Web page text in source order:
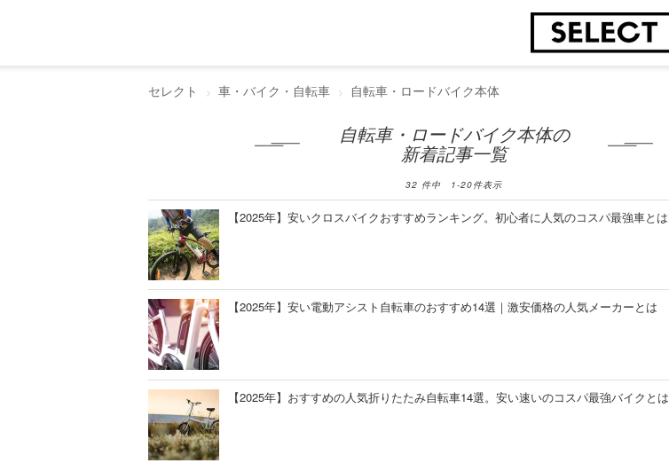
セレクト 車・バイク・自転車 自転車・ロードバイク本体
自転車・ロードバイク本体の
新着記事一覧
32 件中 1-20件表示
【2025年】安いクロスバイクおすすめランキング。初心者に人気のコスパ最強車とは
【2025年】安い電動アシスト自転車のおすすめ14選｜激安価格の人気メーカーとは
【2025年】おすすめの人気折りたたみ自転車14選。安い速いのコスパ最強バイクとは